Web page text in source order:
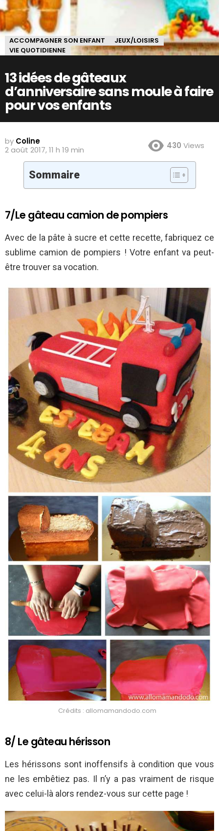
ACCOMPAGNER SON ENFANT
JEUX/LOISIRS
VIE QUOTIDIENNE
13 idées de gâteaux
d’anniversaire sans moule à faire
pour vos enfants
by Coline
2 août 2017, 11 h 19 min
430 Views
Sommaire
7/Le gâteau camion de pompiers
Avec de la pâte à sucre et cette recette, fabriquez ce
sublime camion de pompiers ! Votre enfant va peut-
être trouver sa vocation.
Crédits : allomamandodo.com
8/ Le gâteau hérisson
Les hérissons sont inoffensifs à condition que vous
ne les embêtiez pas. Il n’y a pas vraiment de risque
avec celui-là alors rendez-vous sur cette page !